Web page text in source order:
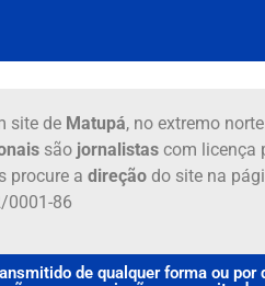
site de Matupá, no extremo
são jornalistascom licença
procure a direçãodo site na
0001-86
de qualquer forma ou